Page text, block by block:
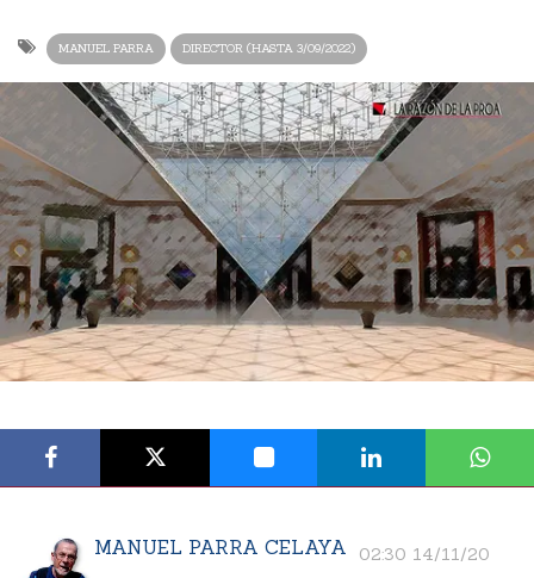
MANUEL PARRA DIRECTOR (HASTA 3/09/2022)
MANUEL PARRA CELAYA 02:30 14/11/20